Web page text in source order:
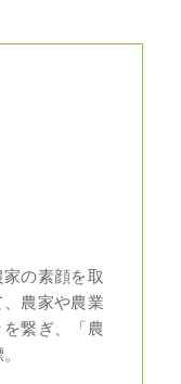
の素顔を取
農家や農業
繋ぎ、「農